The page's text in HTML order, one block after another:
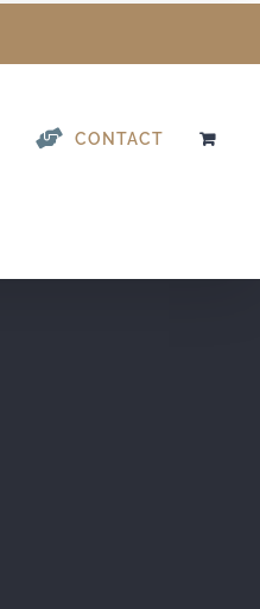
CONTACT